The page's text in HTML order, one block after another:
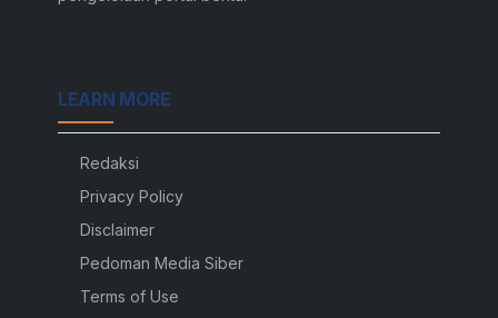
LEARN MORE
Redaksi
Privacy Policy
Disclaimer
Pedoman Media Siber
Terms of Use